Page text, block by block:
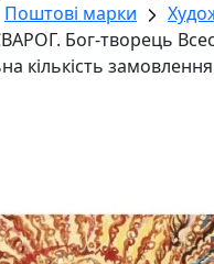
Поштові марки
Бог-творець
кількість